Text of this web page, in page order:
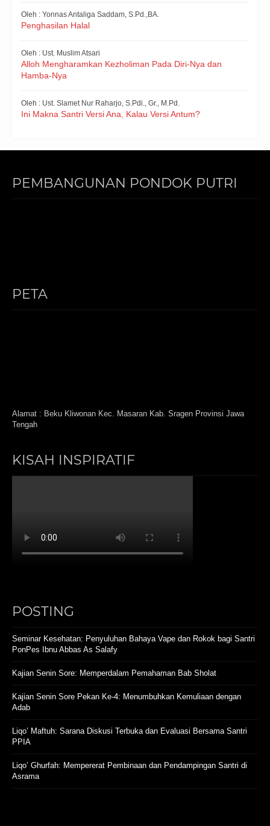
Oleh : Yonnas Antaliga Saddam, S.Pd.,BA.
Penghasilan Halal
Oleh : Ust. Muslim Atsari
Alloh Mengharamkan Kezholiman Pada Diri-Nya dan
Hamba-Nya
Oleh : Ust. Slamet Nur Raharjo, S.Pdi., Gr., M.Pd.
Ini Makna Santri Versi Ana, Kalau Versi Antum?
PEMBANGUNAN PONDOK PUTRI
PETA
Alamat : Beku Kliwonan Kec. Masaran Kab. Sragen Provinsi Jawa
Tengah
KISAH INSPIRATIF
POSTING
Seminar Kesehatan: Penyuluhan Bahaya Vape dan Rokok bagi Santri
PonPes Ibnu Abbas As Salafy
Kajian Senin Sore: Memperdalam Pemahaman Bab Sholat
Kajian Senin Sore Pekan Ke-4: Menumbuhkan Kemuliaan dengan
Adab
Liqo’ Maftuh: Sarana Diskusi Terbuka dan Evaluasi Bersama Santri
PPIA
Liqo’ Ghurfah: Mempererat Pembinaan dan Pendampingan Santri di
Asrama